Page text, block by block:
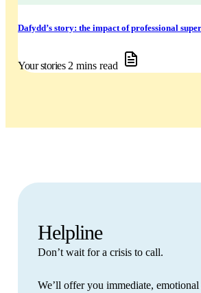
Dafydd’s story: the impact of professional
Your stories 2 mins read
Helpline
Don’t wait for a crisis to call.
We’ll offer you immediate, emotional